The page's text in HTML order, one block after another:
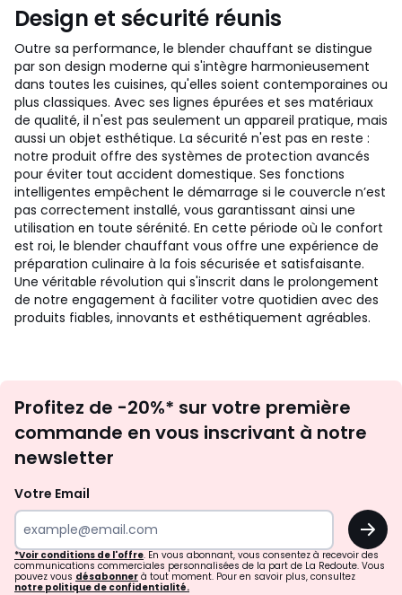
Design et sécurité réunis
Outre sa performance, le blender chauffant se distingue
par son design moderne qui s'intègre harmonieusement
dans toutes les cuisines, qu'elles soient contemporaines ou
plus classiques. Avec ses lignes épurées et ses matériaux
de qualité, il n'est pas seulement un appareil pratique, mais
aussi un objet esthétique. La sécurité n'est pas en reste :
notre produit offre des systèmes de protection avancés
pour éviter tout accident domestique. Ses fonctions
intelligentes empêchent le démarrage si le couvercle n’est
pas correctement installé, vous garantissant ainsi une
utilisation en toute sérénité. En cette période où le confort
est roi, le blender chauffant vous offre une expérience de
préparation culinaire à la fois sécurisée et satisfaisante.
Une véritable révolution qui s'inscrit dans le prolongement
de notre engagement à faciliter votre quotidien avec des
produits fiables, innovants et esthétiquement agréables.
newsletter
Profitez de -20%* sur votre première
commande en vous inscrivant à notre
newsletter
Votre Email
OK
*Voir conditions de l'offre. En vous abonnant, vous consentez à recevoir des
communications commerciales personnalisées de la part de La Redoute. Vous
pouvez vous désabonner à tout moment. Pour en savoir plus, consultez
notre politique de confidentialité.